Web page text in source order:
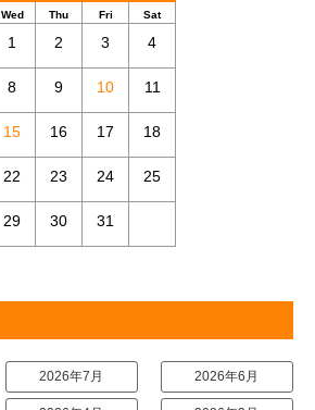
Wed Thu Fri Sat
1 2 3 4
8 9 10 11
15 16 17 18
22 23 24 25
29 30 31
2026年7月 2026年6月